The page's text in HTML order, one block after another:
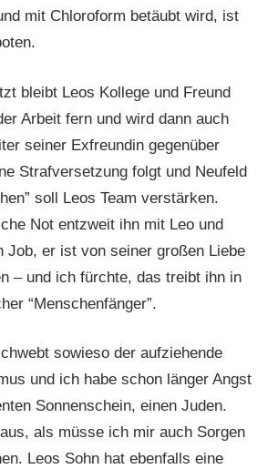
mit Chloroform betäubt wird, ist
bleibt Leos Kollege und Freund
Arbeit fern und wird dann auch
seiner Exfreundin gegenüber
Strafversetzung folgt und Neufeld
soll Leos Team verstärken.
Not entzweit ihn mit Leo und
Job, er ist von seiner großen Liebe
– und ich fürchte, das treibt ihn in
“Menschenfänger”.
sowieso der aufziehende
und ich habe schon länger Angst
Sonnenschein, einen Juden.
als müsse ich mir auch Sorgen
Leos Sohn hat ebenfalls eine